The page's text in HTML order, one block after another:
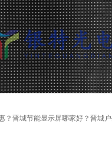
？晋城节能显示屏哪家好？晋城